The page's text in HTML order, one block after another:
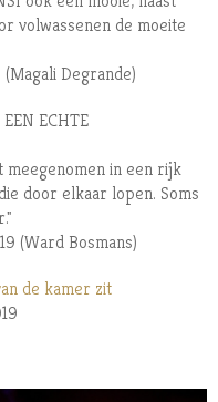
volwassenen de moeite
Degrande)
ECHTE
meegenomen in een rijk
door elkaar lopen. Soms
(Ward Bosmans)
de kamer zit